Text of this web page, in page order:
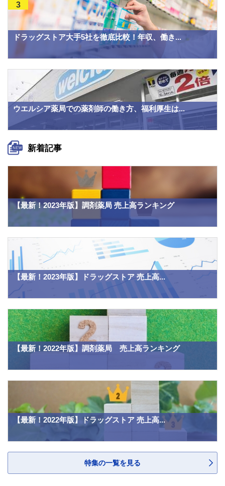
ドラッグストア大手5社を徹底比較！年収、働き...
3
ウエルシア薬局での薬剤師の働き方、福利厚生は...
新着記事
【最新！2023年版】調剤薬局 売上高ランキング
【最新！2023年版】ドラッグストア 売上高...
【最新！2022年版】調剤薬局 売上高ランキング
【最新！2022年版】ドラッグストア 売上高...
特集の一覧を見る